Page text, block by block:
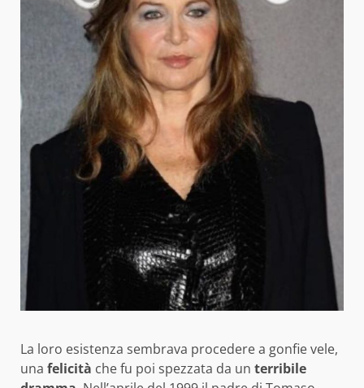
La loro esistenza sembrava procedere a gonfie vele,
una felicità che fu poi spezzata da un terribile